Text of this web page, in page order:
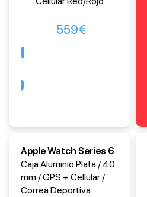
559€
Apple Watch Series 6
Caja Aluminio Plata / 40
mm / GPS + Cellular /
Correa Deportiva